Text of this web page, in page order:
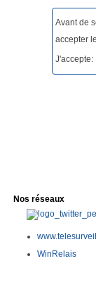
Avant de
accepter
J'accepte:
Nos réseaux
WinRelais